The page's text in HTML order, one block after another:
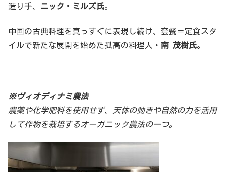
造り手、 ニック・ミルズ氏。
中国の古典料理を真っすぐに表現し続け、套餐＝定食スタ
イルで新たな展開を始めた孤高の料理人・ 南 茂樹氏。
※ヴィオディナミ農法
農薬や化学肥料を使用せず、天体の動きや自然の力を活用
して作物を栽培するオーガニック農法の一つ。